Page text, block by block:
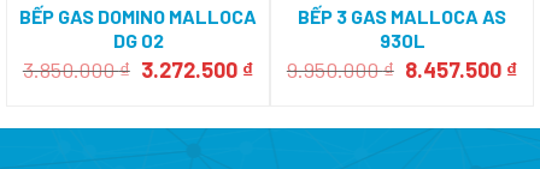
BẾP GAS DOMINO MALLOCA
DG 02
3.850.000₫ Giá
3.850.000 ₫.
3.272.500 ₫Giá
là:
BẾP 3 GAS MALLOCA AS
930L
9.950.000₫ Giá
9.950.000 ₫.
8.457.500 ₫
là: